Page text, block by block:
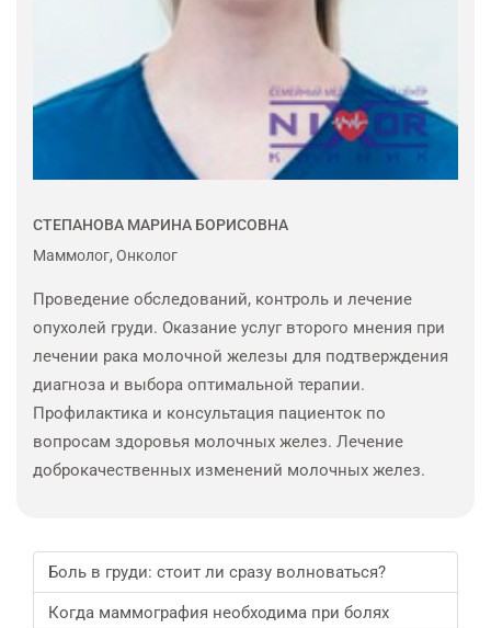
СТЕПАНОВА МАРИНА БОРИСОВНА
Маммолог, Онколог
Проведение обследований, контроль и лечение
опухолей груди. Оказание услуг второго мнения при
лечении рака молочной железы для подтверждения
диагноза и выбора оптимальной терапии.
Профилактика и консультация пациенток по
вопросам здоровья молочных желез. Лечение
доброкачественных изменений молочных желез.
Боль в груди: стоит ли сразу волноваться?
Когда маммография необходима при болях